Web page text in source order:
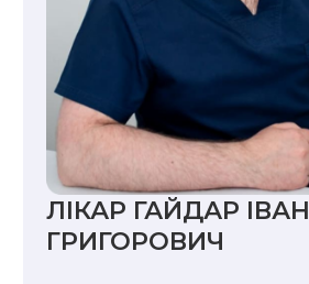
ЛІКАР ГАЙДАР ІВАН
ГРИГОРОВИЧ